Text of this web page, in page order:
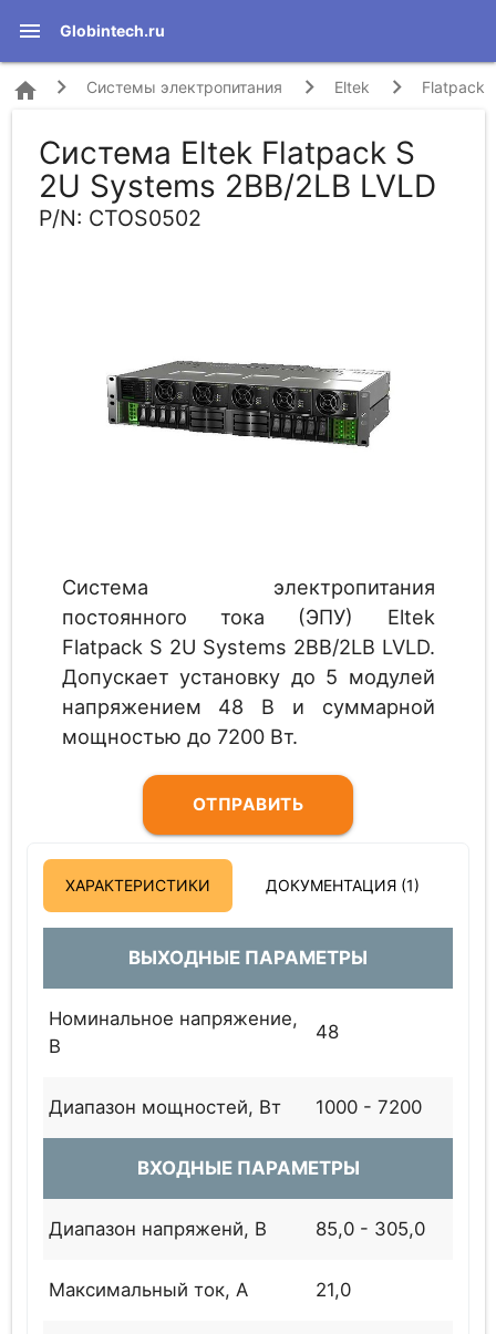
menu Globintech.ru
home Системы электропитания Eltek Flatpack
S 2U Systems 2BB/2LB LVLD (CTOS0502)
Система Eltek Flatpack S
2U Systems 2BB/2LB LVLD
P/N: CTOS0502
Система электропитания
постоянного тока (ЭПУ) Eltek
Flatpack S 2U Systems 2BB/2LB LVLD.
Допускает установку до 5 модулей
напряжением 48 В и суммарной
мощностью до 7200 Вт.
ОТПРАВИТЬ
ЗАПРОС
ХАРАКТЕРИСТИКИ ДОКУМЕНТАЦИЯ (1)
ВЫХОДНЫЕ ПАРАМЕТРЫ
Номинальное напряжение,
В
48
Диапазон мощностей, Вт 1000 - 7200
ВХОДНЫЕ ПАРАМЕТРЫ
Диапазон напряженй, В 85,0 - 305,0
Максимальный ток, А 21,0